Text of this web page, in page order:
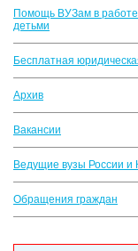
Помощь ВУЗам в
детьми
Бесплатная
Архив
Вакансии
Ведущие вузы России и
Обращения граждан